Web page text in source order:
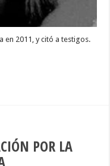
en 2011, y citó a testigos.
POR LA